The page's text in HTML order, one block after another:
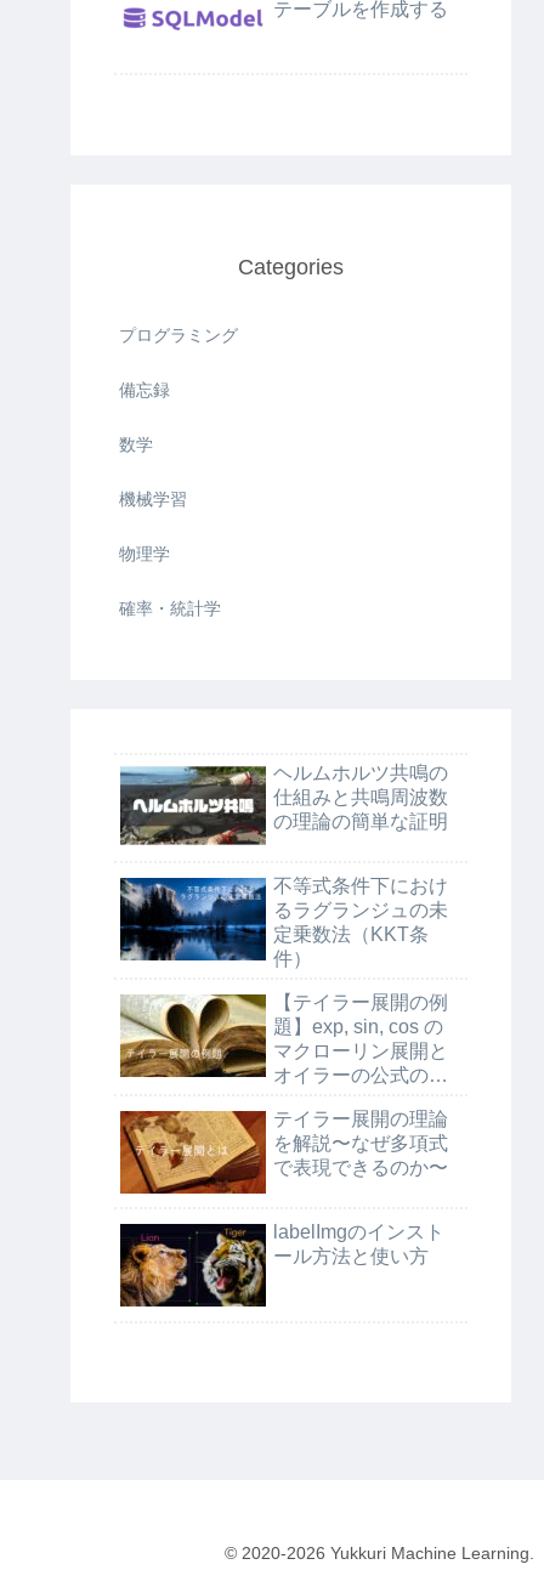
テーブルを作成する
Categories
プログラミング
備忘録
数学
機械学習
物理学
確率・統計学
ヘルムホルツ共鳴の
仕組みと共鳴周波数
の理論の簡単な証明
不等式条件下におけ
るラグランジュの未
定乗数法（KKT条
件）
【テイラー展開の例
題】exp, sin, cos の
マクローリン展開と
オイラーの公式の証
テイラー展開の理論
を解説〜なぜ多項式
で表現できるのか〜
labelImgのインスト
ール方法と使い方
© 2020-2026 Yukkuri Machine Learning.